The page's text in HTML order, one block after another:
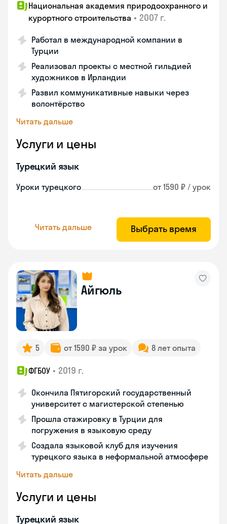
Национальная академия природоохранного и
курортного строительства • 2007 г.
Работал в международной компании в
Турции
Реализовал проекты с местной гильдией
художников в Ирландии
Развил коммуникативные навыки через
волонтёрство
Читать дальше
Услуги и цены
Турецкий язык
Уроки турецкого от 1590 ₽ / урок
Читать дальше Выбрать время
Айгюль
5 от 1590 ₽ за урок 8 лет опыта
ФГБОУ • 2019 г.
Окончила Пятигорский государственный
университет с магистерской степенью
Прошла стажировку в Турции для
погружения в языковую среду
Создала языковой клуб для изучения
турецкого языка в неформальной атмосфере
Читать дальше
Услуги и цены
Турецкий язык